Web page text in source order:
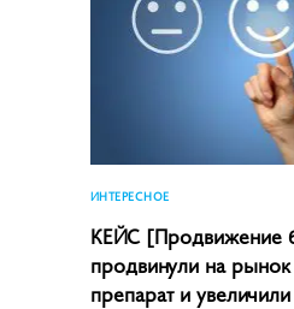
ИНТЕРЕСНОЕ
КЕЙС [Продвижение
продвинули на
препарат и